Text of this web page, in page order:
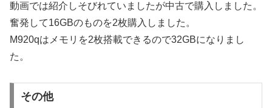
動画では紹介しそびれていましたが中古で購入しました。
奮発して16GBのものを2枚購入しました。
M920qはメモリを2枚搭載できるので32GBになりまし
た。
その他